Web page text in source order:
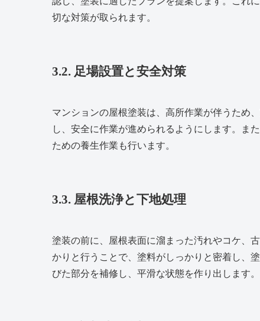
切な対策が取られます。
3.2. 足場設置と安全対策
マンションの屋根塗装は、高所作業が伴うため
し、安全に作業が進められるようにします。ま
ための養生作業も行います。
3.3. 屋根洗浄と下地処理
塗装の前に、屋根表面に溜まった汚れやコケ、
かりと行うことで、塗料がしっかりと密着し、
びた部分を補修し、平滑な状態を作り出します。